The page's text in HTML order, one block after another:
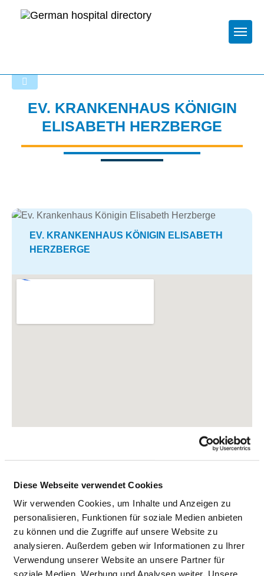
Diese Webseite verwendet Cookies
Wir verwenden Cookies, um Inhalte und Anzeigen zu
personalisieren, Funktionen für soziale Medien anbieten
zu können und die Zugriffe auf unsere Website zu
analysieren. Außerdem geben wir Informationen zu Ihrer
Verwendung unserer Website an unsere Partner für
EV. KRANKENHAUS KÖNIGIN
ELISABETH HERZBERGE
EV. KRANKENHAUS KÖNIGIN ELISABETH
HERZBERGE
Herzbergstr. 79
10365 Berlin
Phone:030-5472-0
Mail:ed.nilreb-hek@hek